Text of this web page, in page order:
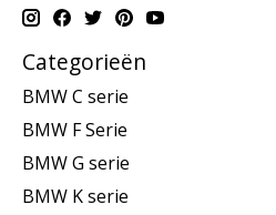
Categorieën
BMW C serie
BMW F Serie
BMW G serie
BMW K serie